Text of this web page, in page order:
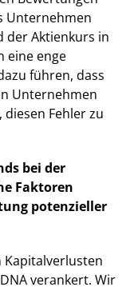
Unternehmen
der Aktienkurs in
eine enge
führen, dass
Unternehmen
Fehler zu
bei der
Faktoren
potenzieller
Kapitalverlusten
verankert. Wir